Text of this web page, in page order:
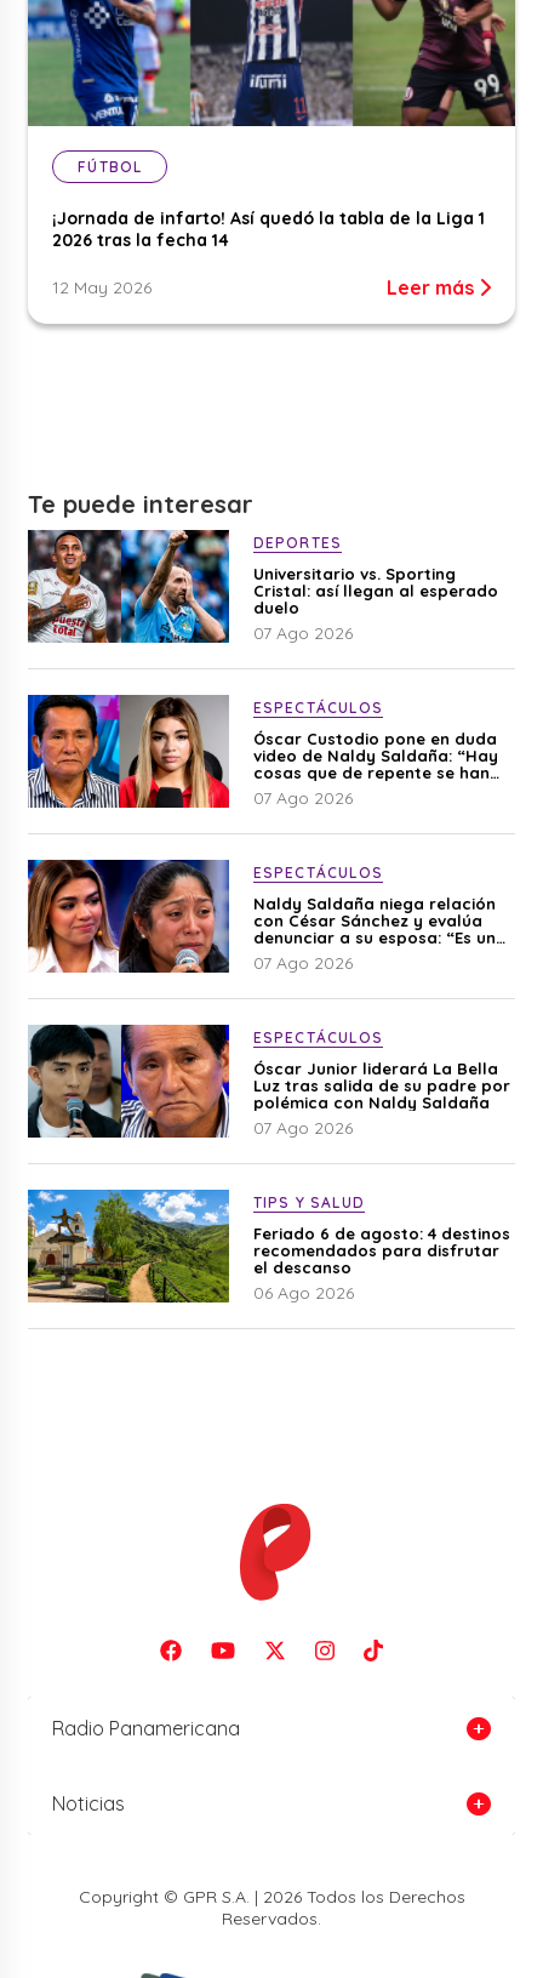
FÚTBOL
¡Jornada de infarto! Así quedó la tabla de la Liga 1
2026 tras la fecha 14
12 May 2026 Leer más
Te puede interesar
DEPORTES
Universitario vs. Sporting
Cristal: así llegan al esperado
duelo
07 Ago 2026
ESPECTÁCULOS
Óscar Custodio pone en duda
video de Naldy Saldaña: “Hay
cosas que de repente se han
editado”
07 Ago 2026
ESPECTÁCULOS
Naldy Saldaña niega relación
con César Sánchez y evalúa
denunciar a su esposa: “Es una
difamación”
07 Ago 2026
ESPECTÁCULOS
Óscar Junior liderará La Bella
Luz tras salida de su padre por
polémica con Naldy Saldaña
07 Ago 2026
TIPS Y SALUD
Feriado 6 de agosto: 4 destinos
recomendados para disfrutar
el descanso
06 Ago 2026
Radio Panamericana
Noticias
Copyright © GPR S.A. | 2026 Todos los Derechos
Reservados.